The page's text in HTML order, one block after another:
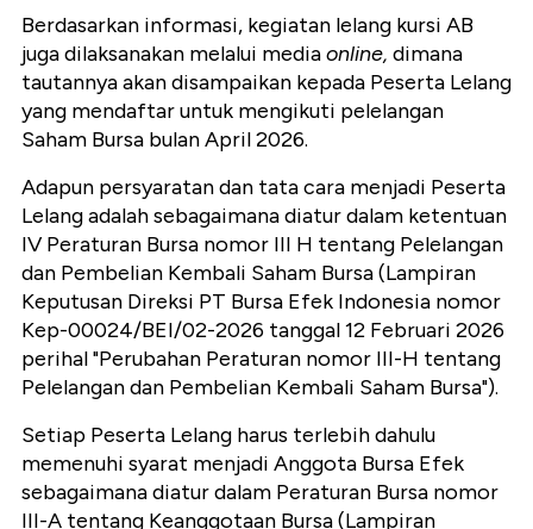
Berdasarkan informasi, kegiatan lelang kursi AB
juga dilaksanakan melalui mediaonline, dimana
tautannya akan disampaikan kepada Peserta Lelang
yang mendaftar untuk mengikuti pelelangan
Saham Bursa bulan April 2026.
Adapun persyaratan dan tata cara menjadi Peserta
Lelang adalah sebagaimana diatur dalam ketentuan
IV Peraturan Bursa nomor III H tentang Pelelangan
dan Pembelian Kembali Saham Bursa (Lampiran
Keputusan Direksi PT Bursa Efek Indonesia nomor
Kep-00024/BEI/02-2026 tanggal 12 Februari 2026
perihal "Perubahan Peraturan nomor III-H tentang
Pelelangan dan Pembelian Kembali Saham Bursa").
Setiap Peserta Lelang harus terlebih dahulu
memenuhi syarat menjadi Anggota Bursa Efek
sebagaimana diatur dalam Peraturan Bursa nomor
III-A tentang Keanggotaan Bursa (Lampiran